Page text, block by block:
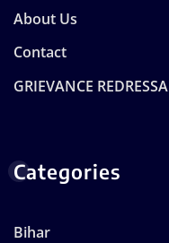
About Us
Contact
GRIEVANCE
Categories
Bihar